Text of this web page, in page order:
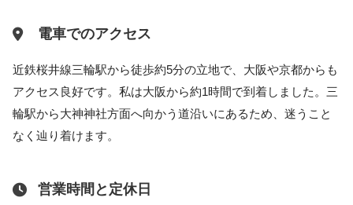
電車でのアクセス
近鉄桜井線三輪駅から徒歩約5分の立地で、大阪や京都からも
アクセス良好です。私は大阪から約1時間で到着しました。三
輪駅から大神神社方面へ向かう道沿いにあるため、迷うこと
なく辿り着けます。
営業時間と定休日